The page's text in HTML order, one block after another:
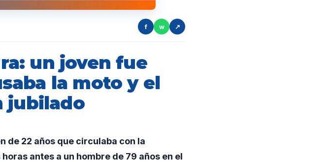
f w ↗
un joven fue
la moto y el
jubilado
de 22 años que circulaba con la
antes a un hombre de 79 años en el